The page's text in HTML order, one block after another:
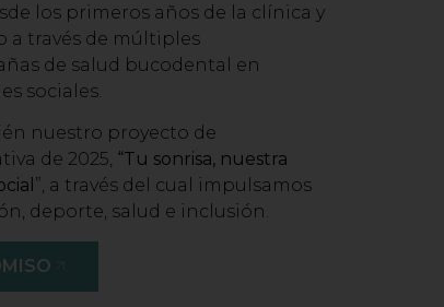
los primeros años de la clínica y
a través de múltiples
de salud bucodental en
sociales.
nuestro proyecto de
de 2025, “Tu sonrisa, nuestra
”, a través del cual impulsamos
deporte, salud e inclusión.